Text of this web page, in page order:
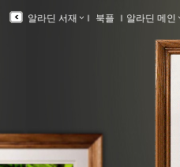
알라딘 서재 ｌ 북플 ｌ 알라딘 메인